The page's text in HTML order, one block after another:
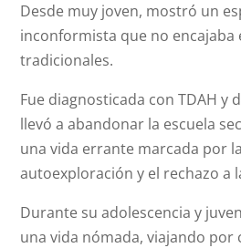
Desde muy joven, mostró un
inconformista que no encajaba
tradicionales.
Fue diagnosticada con TDAH y
llevó a abandonar la escuela
una vida errante marcada por
autoexploración y el rechazo a
Durante su adolescencia y
una vida nómada, viajando por